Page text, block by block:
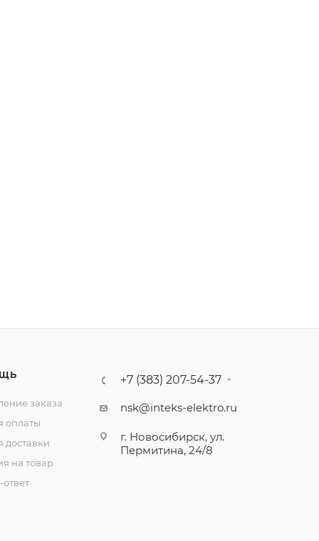
заказа
оплаты
доставки
на товар
+7 (383) 207-54-37
nsk@inteks-elektro.ru
г. Новосибирск, ул.
Пермитина, 24/8